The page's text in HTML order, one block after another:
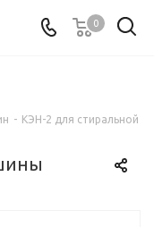
0
- КЭН-2 для стиральной